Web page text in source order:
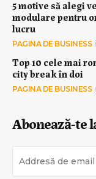
5 motive să alegi
modulare pentru
lucru
PAGINA DE BUSINESS
Top 10 cele mai
city break în doi
PAGINA DE BUSINESS
Abonează-te